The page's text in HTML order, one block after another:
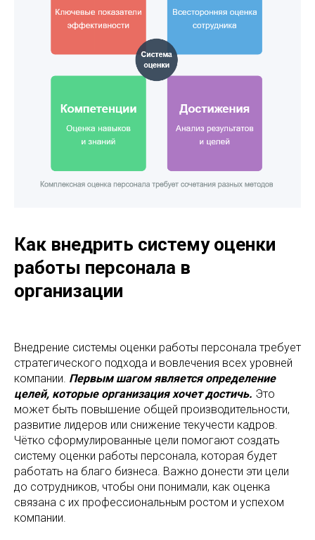
Как внедрить систему оценки
работы персонала в
организации
Внедрение системы оценки работы персонала требует
стратегического подхода и вовлечения всех уровней
компании. Первым шагом является определение
целей, которые организация хочет достичь. Это
может быть повышение общей производительности,
развитие лидеров или снижение текучести кадров.
Чётко сформулированные цели помогают создать
систему оценки работы персонала, которая будет
работать на благо бизнеса. Важно донести эти цели
до сотрудников, чтобы они понимали, как оценка
связана с их профессиональным ростом и успехом
компании.